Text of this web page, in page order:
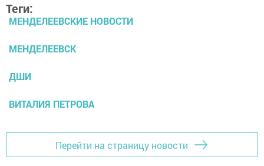
Теги:
МЕНДЕЛЕЕВСКИЕ НОВОСТИ
МЕНДЕЛЕЕВСК
ДШИ
ВИТАЛИЯ ПЕТРОВА
Перейти на страницу новости